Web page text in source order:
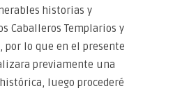
historias y
Caballeros Templarios y
por lo que en el presente
previamente una
luego procederé